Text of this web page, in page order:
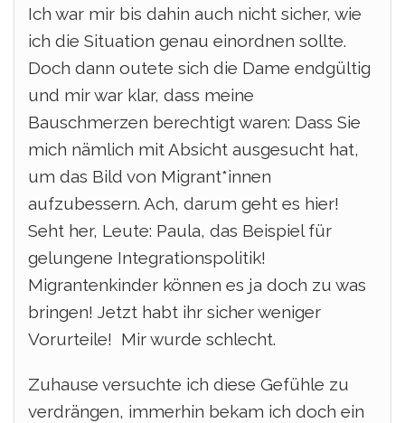
Ich war mir bis dahin auch nicht sicher, wie
ich die Situation genau einordnen sollte.
Doch dann outete sich die Dame endgültig
und mir war klar, dass meine
Bauschmerzen berechtigt waren: Dass Sie
mich nämlich mit Absicht ausgesucht hat,
um das Bild von Migrant*innen
aufzubessern. Ach, darum geht es hier!
Seht her, Leute: Paula, das Beispiel für
gelungene Integrationspolitik!
Migrantenkinder können es ja doch zu was
bringen! Jetzt habt ihr sicher weniger
Vorurteile! Mir wurde schlecht.
Zuhause versuchte ich diese Gefühle zu
verdrängen, immerhin bekam ich doch ein